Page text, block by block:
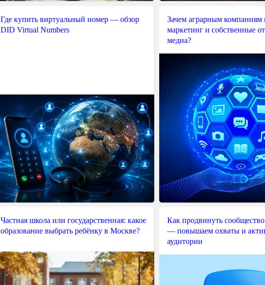
Где купить виртуальный номер — обзор
DID Virtual Numbers
Зачем аграрным компаниям
маркетинг и собственные
медиа?
Частная школа или государственная: какое
образование выбрать ребёнку в Москве?
Как продвинуть
— повышаем охваты и
аудитории